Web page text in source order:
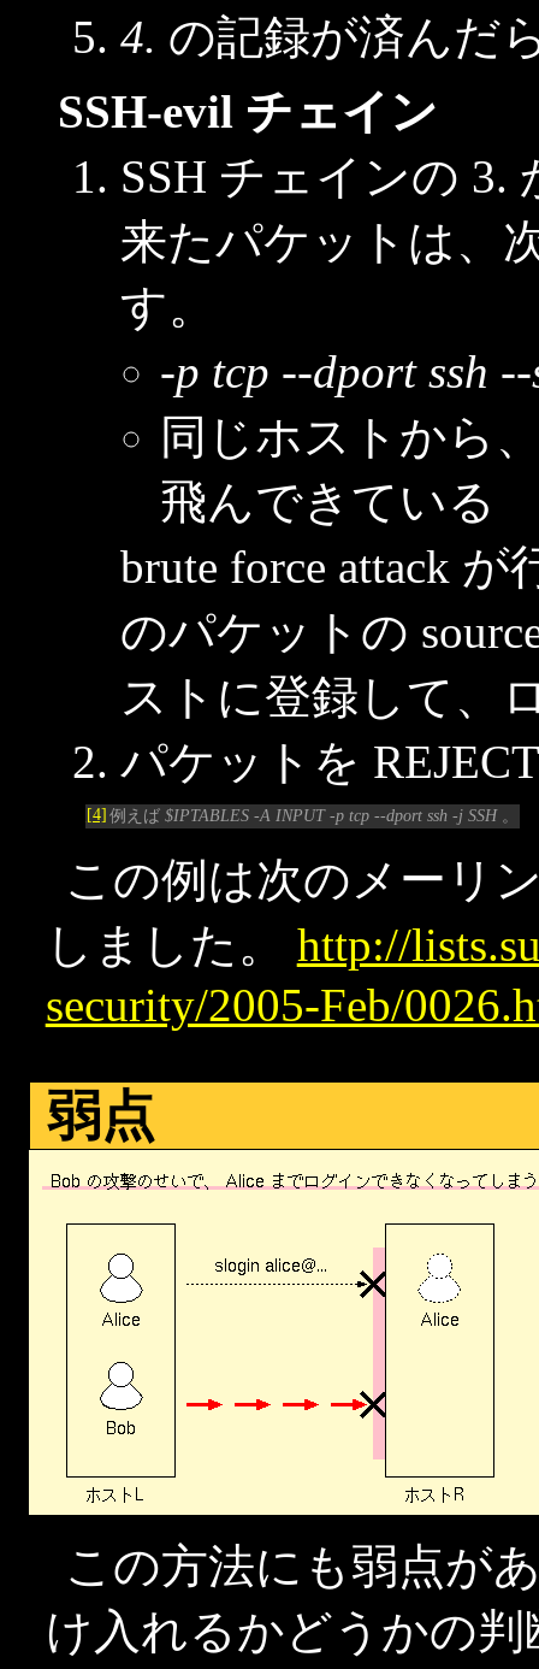
4. の記録が済んだ
SSH-evil チェイン
SSH チェインの 3.
来たパケットは、
す。
-p tcp --dport ssh --
同じホストから
飛んできている
brute force attack
のパケットの
ストに登録して、
パケットを
[4] 例えば $IPTABLES -A INPUT -p tcp --dport ssh -j SSH。
この例は次のメーリ
しました。 http://
security/2005-Feb/
弱点
この方法にも弱点が
け入れるかどうかの